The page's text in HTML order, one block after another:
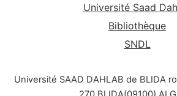
Université Saad
Bibliothèque
SNDL
Université SAAD DAHLAB de BLIDA